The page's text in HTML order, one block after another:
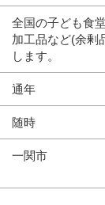
全国の子ども食
加工品など(余剰
します。
通年
随時
一関市